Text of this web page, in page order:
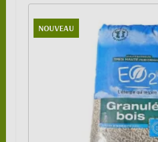
NOUVEAU